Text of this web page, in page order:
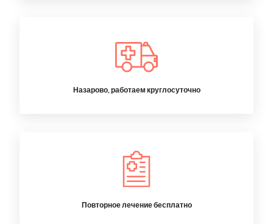
Назарово, работаем круглосуточно
Повторное лечение бесплатно